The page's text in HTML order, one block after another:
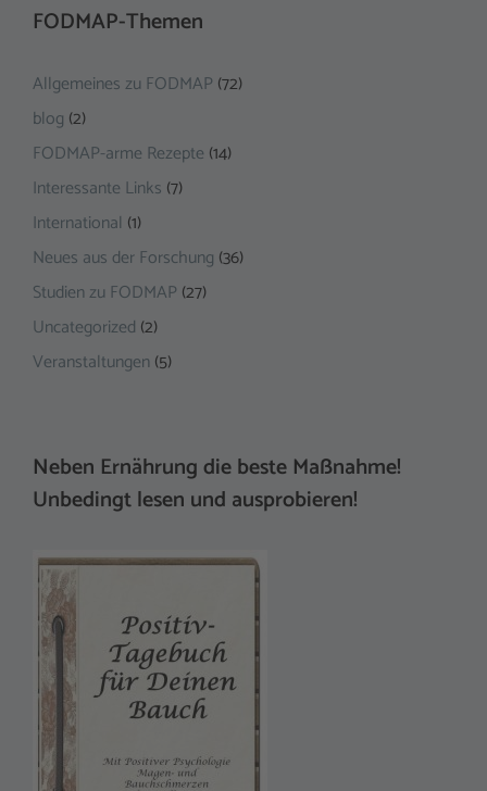
FODMAP-Themen
Allgemeines zu FODMAP (72)
blog (2)
FODMAP-arme Rezepte (14)
Interessante Links (7)
International (1)
Neues aus der Forschung (36)
Studien zu FODMAP (27)
Uncategorized (2)
Veranstaltungen (5)
Neben Ernährung die beste Maßnahme!
Unbedingt lesen und ausprobieren!